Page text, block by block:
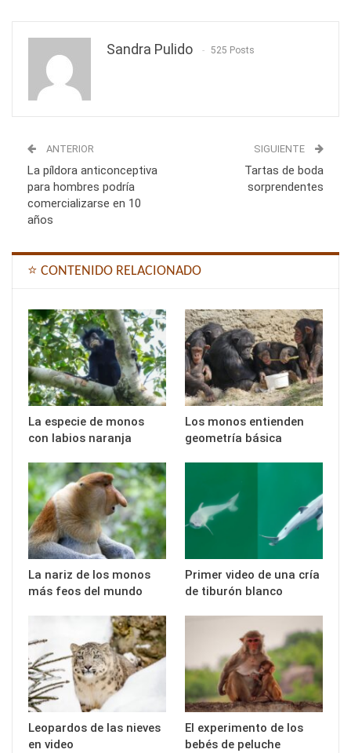
Sandra Pulido 525 Posts
ANTERIOR
La píldora anticonceptiva
para hombres podría
comercializarse en 10
años
SIGUIENTE
Tartas de boda
sorprendentes
⭐ CONTENIDO RELACIONADO
La especie de monos
con labios naranja
Los monos entienden
geometría básica
La nariz de los monos
más feos del mundo
Primer video de una cría
de tiburón blanco
Leopardos de las nieves
en video
El experimento de los
bebés de peluche